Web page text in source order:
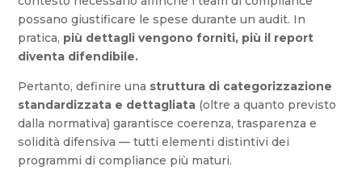
possano giustificare le spese durante un audit. In
pratica, più dettagli vengono forniti, più il report
diventa difendibile.
Pertanto, definire una struttura di categorizzazione
standardizzata e dettagliata (oltre a quanto previsto
dalla normativa) garantisce coerenza, trasparenza e
solidità difensiva — tutti elementi distintivi dei
programmi di compliance più maturi.